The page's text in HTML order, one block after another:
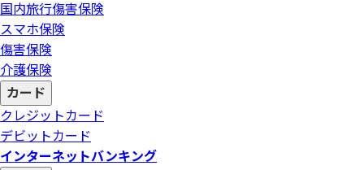
国内旅行傷害保険
スマホ保険
傷害保険
介護保険
カード
クレジットカード
デビットカード
インターネットバンキング